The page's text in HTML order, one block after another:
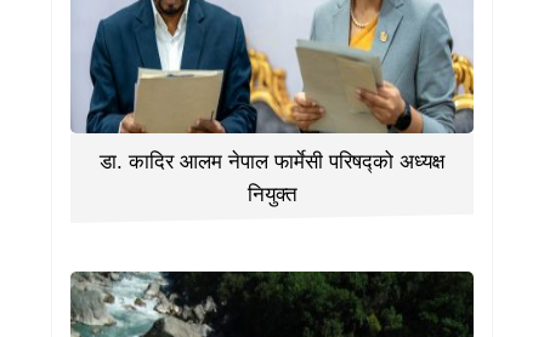
डा. कादिर आलम नेपाल फार्मेसी परिषद्को अध्यक्ष
नियुक्त